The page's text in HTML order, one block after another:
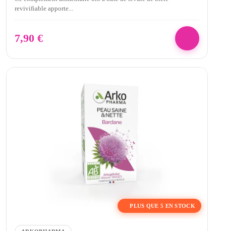
revivifiable apporte...
7,90 €
PLUS QUE 5 EN STOCK